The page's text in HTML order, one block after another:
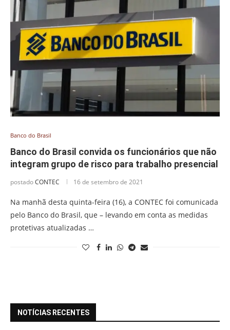
Banco do Brasil
Banco do Brasil convida os funcionários que não
integram grupo de risco para trabalho presencial
postadoCONTEC 16 de setembro de 2021
Na manhã desta quinta-feira (16), a CONTEC foi comunicada
pelo Banco do Brasil, que – levando em conta as medidas
protetivas atualizadas …
NOTÍCIAS RECENTES